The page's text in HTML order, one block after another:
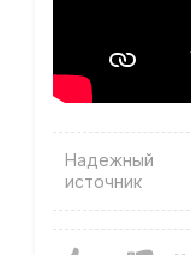
Надежный
источник